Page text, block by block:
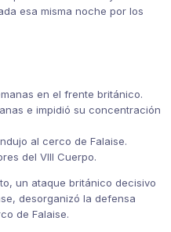
esa misma noche por los
en el frente británico.
e impidió su concentración
al cerco de Falaise.
del VIII Cuerpo.
un ataque británico decisivo
desorganizó la defensa
de Falaise.